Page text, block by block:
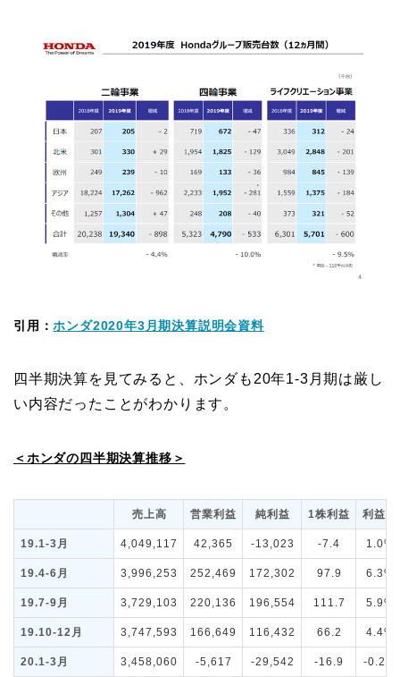
引用：ホンダ2020年3月期決算説明会資料
四半期決算を見てみると、ホンダも20年1-3月期は厳し
い内容だったことがわかります。
＜ホンダの四半期決算推移＞
売上高 営業利益 純利益 1株利益 利益率
19.1-3月 4,049,117 42,365 -13,023 -7.4 1.0%
19.4-6月 3,996,253 252,469 172,302 97.9 6.3%
19.7-9月 3,729,103 220,136 196,554 111.7 5.9%
19.10-12月 3,747,593 166,649 116,432 66.2 4.4%
20.1-3月 3,458,060 -5,617 -29,542 -16.9 -0.2%